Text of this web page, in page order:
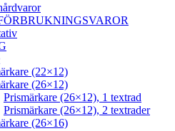
(22×12)
(26×12)
Prismärkare (26×12), 1 textrad
Prismärkare (26×12), 2 textrader
(26×16)